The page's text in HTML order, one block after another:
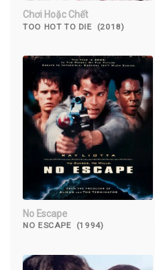
Chơi Hoặc Chết
TOO HOT TO DIE (2018)
No Escape
NO ESCAPE (1994)